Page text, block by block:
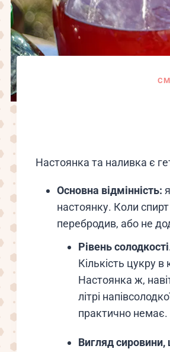
Настоянка та наливка є
Основна відмінність:
настоянку. Коли
перебродив, або не
Рівень солодкості
Кількість цукру в
Настоянка ж,
літрі
практично немає.
Вигляд сировини,